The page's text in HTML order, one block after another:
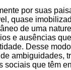
por suas
quase
de uma
e ausências
Desse
ambiguidades,
sociais que têm